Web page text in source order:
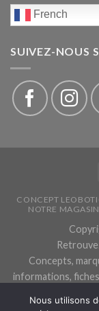
French
SUIVEZ-NOUS
CONCEPT
NOTRE MAGASIN
Concepts,
informations,
Les traductions
Nous utilisons